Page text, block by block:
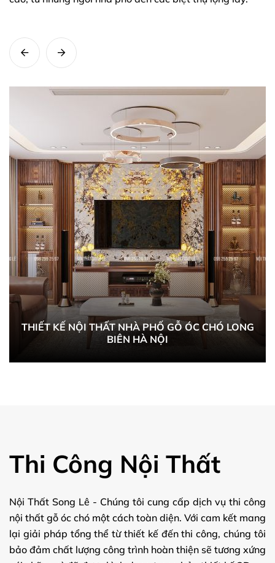
THIẾT KẾ NỘI THẤT NHÀ PHỐ GỖ ÓC CHÓ LONG
BIÊN HÀ NỘI
Thi Công Nội Thất
Nội Thất Song Lê - Chúng tôi cung cấp dịch vụ thi công
nội thất gỗ óc chó một cách toàn diện. Với cam kết mang
lại giải pháp tổng thể từ thiết kế đến thi công, chúng tôi
bảo đảm chất lượng công trình hoàn thiện sẽ tương xứng